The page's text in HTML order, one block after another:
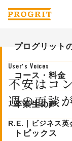
プログリット
プログリットが
徹底的なコン
科学的な学習
コース・料金
コース・料金
ビジネス英会話
卒業生の声
トピックス
Userʼs Voices
不安はコ
週の面談
R.E.｜ビジネス英